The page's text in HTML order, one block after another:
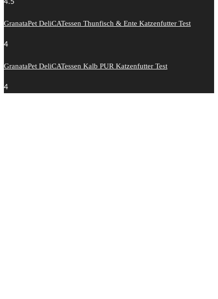
4.5
GranataPet DeliCATessen Thunfisch & Ente Katzenfutter Test
4
GranataPet DeliCATessen Kalb PUR Katzenfutter Test
4